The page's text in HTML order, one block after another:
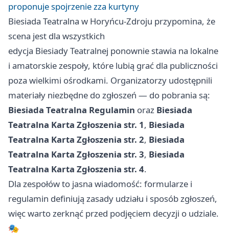
proponuje spojrzenie zza kurtyny
Biesiada Teatralna w Horyńcu-Zdroju przypomina, że
scena jest dla wszystkich
edycja Biesiady Teatralnej ponownie stawia na lokalne
i amatorskie zespoły, które lubią grać dla publiczności
poza wielkimi ośrodkami. Organizatorzy udostępnili
materiały niezbędne do zgłoszeń — do pobrania są:
Biesiada Teatralna Regulamin oraz Biesiada
Teatralna Karta Zgłoszenia str. 1, Biesiada
Teatralna Karta Zgłoszenia str. 2, Biesiada
Teatralna Karta Zgłoszenia str. 3, Biesiada
Teatralna Karta Zgłoszenia str. 4.
Dla zespołów to jasna wiadomość: formularze i
regulamin definiują zasady udziału i sposób zgłoszeń,
więc warto zerknąć przed podjęciem decyzji o udziale.
🎭